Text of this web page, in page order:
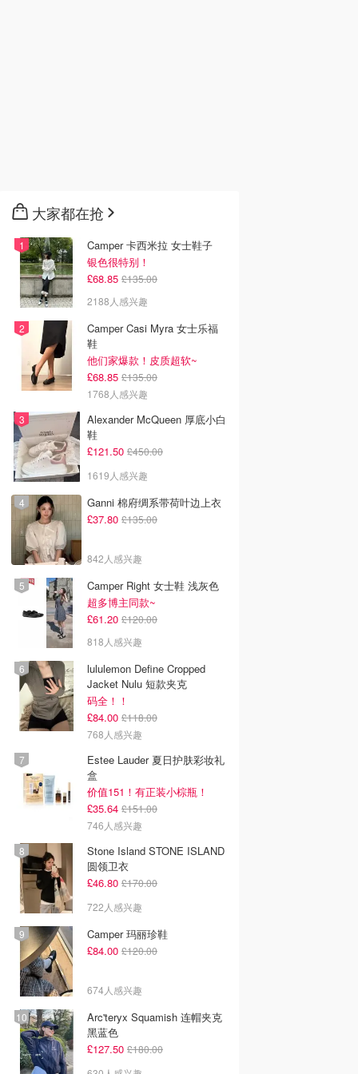
大家都在抢
Camper 卡西米拉 女士鞋子
银色很特别！
£68.85 £135.00
2188人感兴趣
Camper Casi Myra 女士乐福
鞋
他们家爆款！皮质超软~
£68.85 £135.00
1768人感兴趣
Alexander McQueen 厚底小白
鞋
£121.50 £450.00
1619人感兴趣
Ganni 棉府绸系带荷叶边上衣
£37.80 £135.00
842人感兴趣
Camper Right 女士鞋 浅灰色
超多博主同款~
£61.20 £120.00
818人感兴趣
lululemon Define Cropped
Jacket Nulu 短款夹克
码全！！
£84.00 £118.00
768人感兴趣
Estee Lauder 夏日护肤彩妆礼
盒
价值151！有正装小棕瓶！
£35.64 £151.00
746人感兴趣
Stone Island STONE ISLAND
圆领卫衣
£46.80 £170.00
722人感兴趣
Camper 玛丽珍鞋
£84.00 £120.00
674人感兴趣
Arc'teryx Squamish 连帽夹克
黑蓝色
£127.50 £180.00